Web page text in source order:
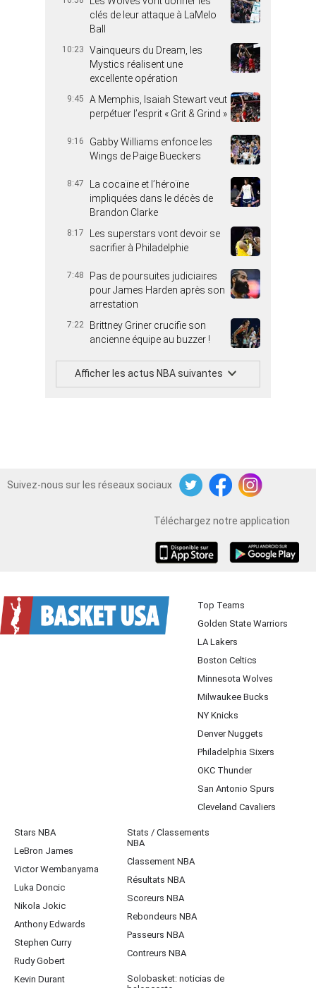
clés de leur attaque à LaMelo
Ball
10:23
Vainqueurs du Dream, les
Mystics réalisent une
excellente opération
9:45
A Memphis, Isaiah Stewart veut
perpétuer l’esprit « Grit & Grind »
9:16
Gabby Williams enfonce les
Wings de Paige Bueckers
8:47
La cocaïne et l’héroïne
impliquées dans le décès de
Brandon Clarke
8:17
Les superstars vont devoir se
sacrifier à Philadelphie
7:48
Pas de poursuites judiciaires
pour James Harden après son
arrestation
7:22
Brittney Griner crucifie son
ancienne équipe au buzzer !
Afficher les actus NBA suivantes
Suivez-nous sur les réseaux sociaux
TwitterFacebookInstagram
Téléchargez notre application
Top Teams
Golden State Warriors
LA Lakers
Boston Celtics
Minnesota Wolves
Milwaukee Bucks
NY Knicks
Denver Nuggets
Philadelphia Sixers
OKC Thunder
San Antonio Spurs
Cleveland Cavaliers
Stars NBA
LeBron James
Victor Wembanyama
Luka Doncic
Nikola Jokic
Anthony Edwards
Stephen Curry
Rudy Gobert
Kevin Durant
Stats / Classements
NBA
Classement NBA
Résultats NBA
Scoreurs NBA
Rebondeurs NBA
Passeurs NBA
Contreurs NBA
Solobasket: noticias de